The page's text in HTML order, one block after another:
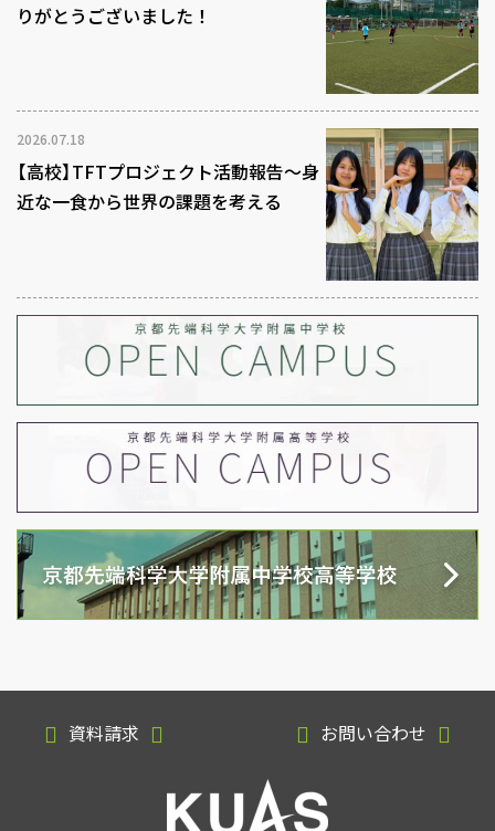
りがとうございました！
2026.07.18
【高校】TFTプロジェクト活動報告～身
近な一食から世界の課題を考える
資料請求 お問い合わせ